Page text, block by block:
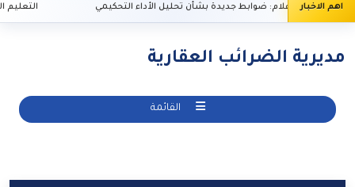
اهم الاخبار
الأعلى للإعلام: ضوابط جديدة بشأن تحليل الأداء التحكيمي التعليم العالي: 29 ألف طالب سجلوا رغباتهم في
مديرية الضرائب العقارية
القائمة